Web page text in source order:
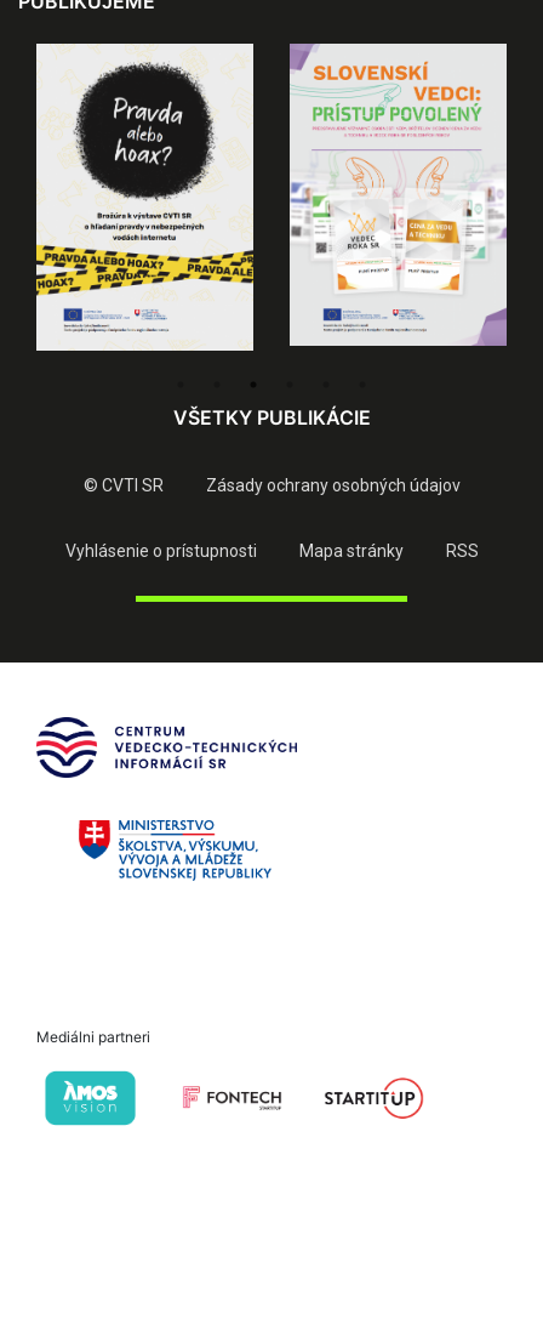
VŠETKY PUBLIKÁCIE
© CVTI SR Zásady ochrany osobných údajov
Vyhlásenie o prístupnosti Mapa stránky RSS
Mediálni partneri